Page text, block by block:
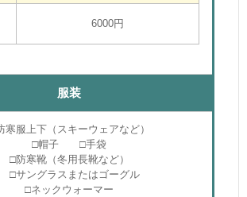
6000円
服装
寒服上下（スキーウェアなど）
□帽子 □手袋
□防寒靴（冬用長靴など）
□サングラスまたはゴーグル
□ネックウォーマー